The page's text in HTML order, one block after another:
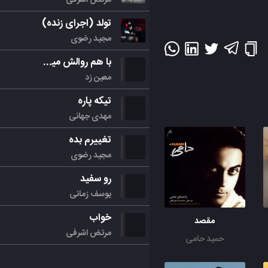
مقصد
حمید حامی
تولد (اجرای زنده)
مجید رضوی
با هم روالش میکنیم
معین زد
تیکه پاره
مهدی جهانی
تغییرم بده
مجید رضوی
رو سفید
یوسف زمانی
خواب
مرتض اشرفی